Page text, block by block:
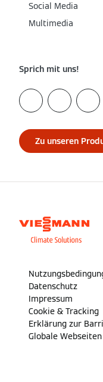
Social Media
Multimedia
Sprich mit uns!
Zu unseren
Datenschutz
Impressum
Cookie & Tracking
Erklärung zur
Globale Webseiten